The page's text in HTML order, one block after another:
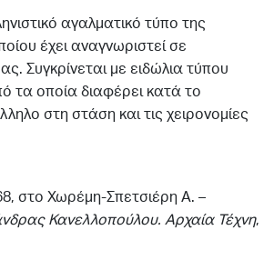
αγαλματικό τύπο της
έχει αναγνωριστεί σε
Συγκρίνεται με ειδώλια τύπου
τα οποία διαφέρει κατά το
στη στάση και τις χειρονομίες
στο Χωρέμη-Σπετσιέρη Α. –
Κανελλοπούλου. Αρχαία Τέχνη,